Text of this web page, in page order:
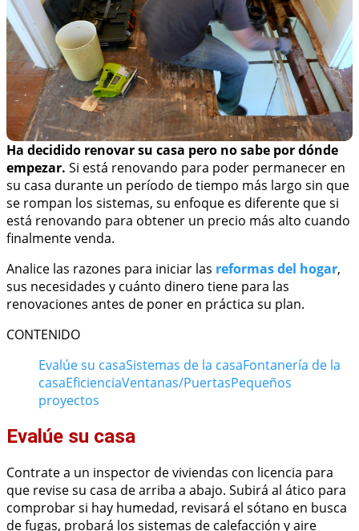
Ha decidido renovar su casa pero no sabe por dónde
empezar. Si está renovando para poder permanecer en
su casa durante un período de tiempo más largo sin que
se rompan los sistemas, su enfoque es diferente que si
está renovando para obtener un precio más alto cuando
finalmente venda.
Analice las razones para iniciar las reformas del hogar,
sus necesidades y cuánto dinero tiene para las
renovaciones antes de poner en práctica su plan.
CONTENIDO
Evalúe su casaSistemas de la casaFontanería de la
casaEficienciaVentanas/PuertasPequeños
proyectos
Evalúe su casa
Contrate a un inspector de viviendas con licencia para
que revise su casa de arriba a abajo. Subirá al ático para
comprobar si hay humedad, revisará el sótano en busca
de fugas, probará los sistemas de calefacción y aire